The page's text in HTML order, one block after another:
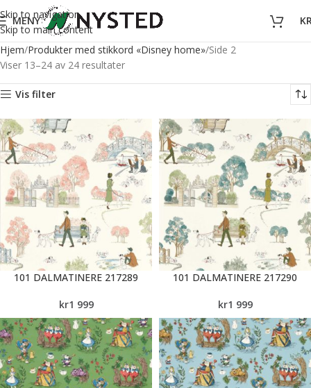
Skip to navigation
Skip to main content
MENY
Hjem Produkter med stikkord «Disney home» Side 2
Viser 13–24 av 24 resultater
Vis filter
101 DALMATINERE 217289
kr1 999
101 DALMATINERE 217290
kr1 999